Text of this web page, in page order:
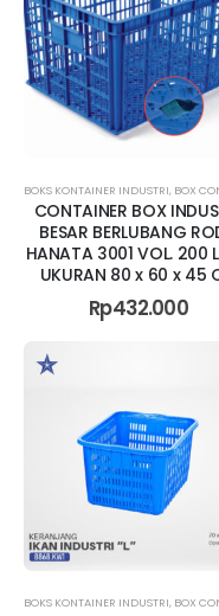
BOKS KONTAINER INDUSTRI, BOX
CONTAINER BOX
BESAR BERLUBANG
HANATA 3001 VOL. 200
UKURAN 80 x 60 x 45
Rp432.000
BOKS KONTAINER INDUSTRI, BOX